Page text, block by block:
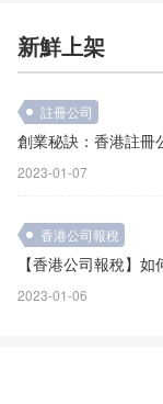
新鮮上架
註冊公司
創業秘訣：香港註冊
2023-01-07
香港公司報稅
【香港公司報稅】
2023-01-06